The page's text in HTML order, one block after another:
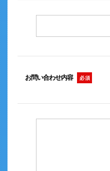
お問い合わせ内容 必 須